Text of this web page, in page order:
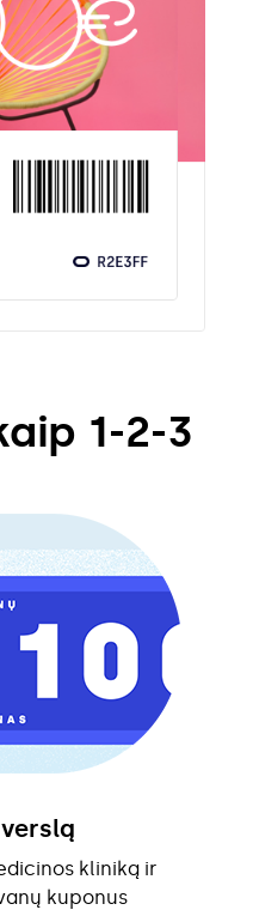
1-2-3
kliniką ir
kuponus